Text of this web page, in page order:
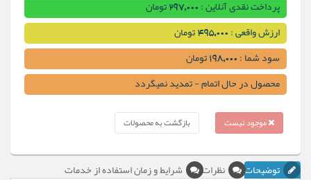
پرداخت نقدی آنلاین : 297,000 تومان
ارزش واقعی : 495,000 تومان
سود شما : 198,000 تومان
محصول در حال اتمام - تمدید نمیگردد
موجود نیست بازگشت به محصولات
توضیحات نظرات شرایط و زمان استفاده از خدمات